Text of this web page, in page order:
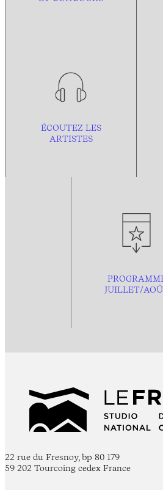
ÉCOUTEZ LES
ARTISTES
JUILLET/
22 rue du Fresnoy, bp 80 179
59 202 Tourcoing cedex France